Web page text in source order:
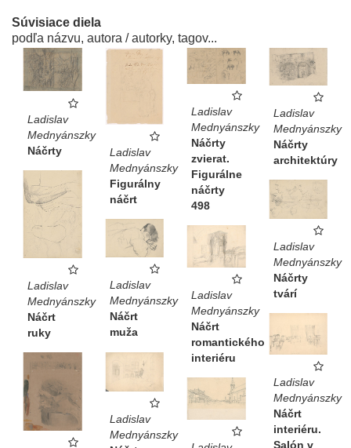
Súvisiace diela
podľa názvu, autora / autorky, tagov...
Ladislav
Mednyánszky
Náčrty
Ladislav
Mednyánszky
Figurálny
náčrt
Ladislav
Mednyánszky
Náčrty
zvierat.
Figurálne
náčrty
498
Ladislav
Mednyánszky
Náčrty
architektúry
Ladislav
Mednyánszky
Náčrt
ruky
Ladislav
Mednyánszky
Náčrty
tvárí
Ladislav
Mednyánszky
Náčrt
muža
Ladislav
Mednyánszky
Náčrt
romantického
interiéru
Ladislav
Mednyánszky
Náčrt
interiéru.
Salón v
Ladislav
Mednyánszky